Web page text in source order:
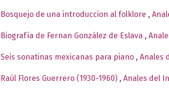
Bosquejo de una introduccion al folklore ,
Biografía de Fernan González de Eslava ,
Seis sonatinas mexicanas para piano , Anales
Raúl Flores Guerrero (1930-1960) , Anales del